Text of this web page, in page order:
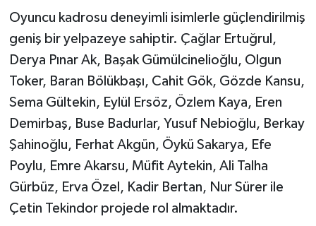
Oyuncu kadrosu deneyimli isimlerle güçlendirilmiş
geniş bir yelpazeye sahiptir. Çağlar Ertuğrul,
Derya Pınar Ak, Başak Gümülcinelioğlu, Olgun
Toker, Baran Bölükbaşı, Cahit Gök, Gözde Kansu,
Sema Gültekin, Eylül Ersöz, Özlem Kaya, Eren
Demirbaş, Buse Badurlar, Yusuf Nebioğlu, Berkay
Şahinoğlu, Ferhat Akgün, Öykü Sakarya, Efe
Poylu, Emre Akarsu, Müfit Aytekin, Ali Talha
Gürbüz, Erva Özel, Kadir Bertan, Nur Sürer ile
Çetin Tekindor projede rol almaktadır.